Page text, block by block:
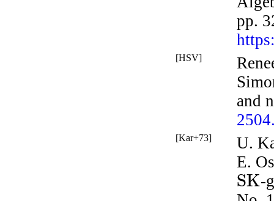
pp.
[HSV]
and
[Kar+73]
U.
E.
SK-